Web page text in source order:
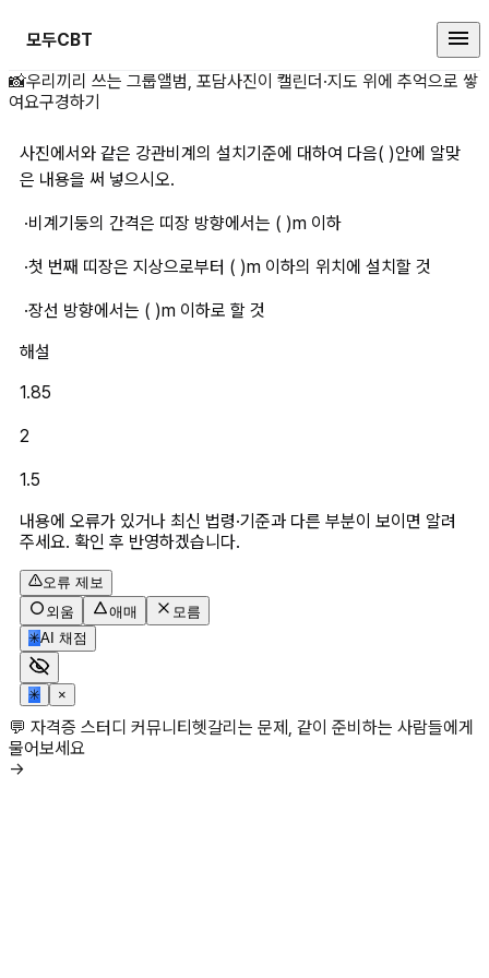
모두CBT
사진에서와 같은 강관비계의 설치
📸우리끼리 쓰는 그룹앨범, 포담사진이 캘린더·지도 위에 추억으로 쌓
여요구경하기
사진에서와 같은 강관비계의 설치기준에 대하여 다음( )안에 알맞
은 내용을 써 넣으시오.
·비계기둥의 간격은 띠장 방향에서는 ( )m 이하
·첫 번째 띠장은 지상으로부터 ( )m 이하의 위치에 설치할 것
·장선 방향에서는 ( )m 이하로 할 것
해설
1.85
2
1.5
내용에 오류가 있거나 최신 법령·기준과 다른 부분이 보이면 알려
주세요. 확인 후 반영하겠습니다.
오류 제보
외움
애매
모름
✳AI 채점
✳ ×
💬 자격증 스터디 커뮤니티헷갈리는 문제, 같이 준비하는 사람들에게
물어보세요
→